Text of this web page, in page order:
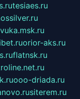
tesiaes.ru
orior-aks.ru
flatnsk.ru
ooo-driada.ru
siterem.ru